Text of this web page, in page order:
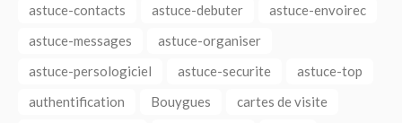
astuce-contacts
astuce-debuter
astuce-envoirec
astuce-messages
astuce-organiser
astuce-persologiciel
astuce-securite
astuce-top
authentification
Bouygues
cartes de visite